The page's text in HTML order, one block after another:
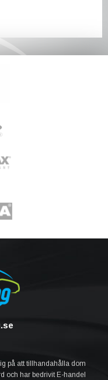
på att tillhandahålla dom
och har bedrivit E-handel